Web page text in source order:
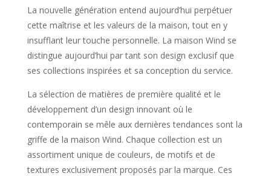
La nouvelle génération entend aujourd’hui perpétuer
cette maîtrise et les valeurs de la maison, tout en y
insufflant leur touche personnelle. La maison Wind se
distingue aujourd’hui par tant son design exclusif que
ses collections inspirées et sa conception du service.
La sélection de matières de première qualité et le
développement d’un design innovant où le
contemporain se mêle aux dernières tendances sont la
griffe de la maison Wind. Chaque collection est un
assortiment unique de couleurs, de motifs et de
textures exclusivement proposés par la marque. Ces